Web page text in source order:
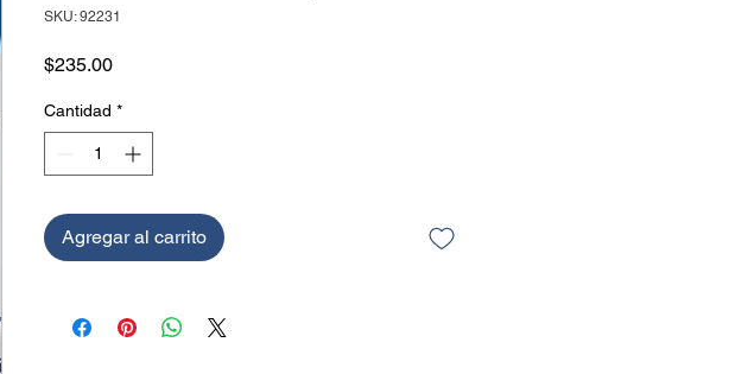
SKU: 92231
$235.00Precio
Cantidad *
Agregar al carrito